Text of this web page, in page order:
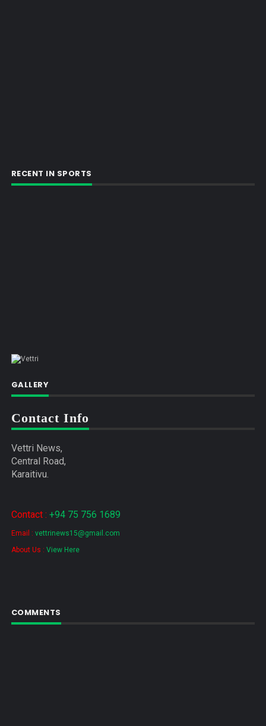
RECENT IN SPORTS
GALLERY
Contact Info
Vettri News,
Central Road,
Karaitivu.
Contact : +94 75 756 1689
Email : vettrinews15@gmail.com
About Us : View Here
COMMENTS